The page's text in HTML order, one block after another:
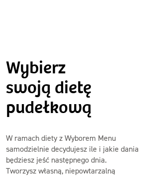
Wybierz
swoją dietę
pudełkową
W ramach diety z Wyborem Menu
samodzielnie decydujesz ile i jakie dania
będziesz jeść następnego dnia.
Tworzysz własną, niepowtarzalną